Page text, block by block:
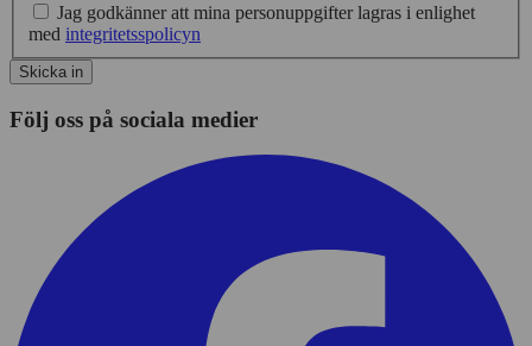
Jag godkänner att mina personuppgifter lagras i enlighet
med integritetsspolicyn
Skicka in
Följ oss på sociala medier